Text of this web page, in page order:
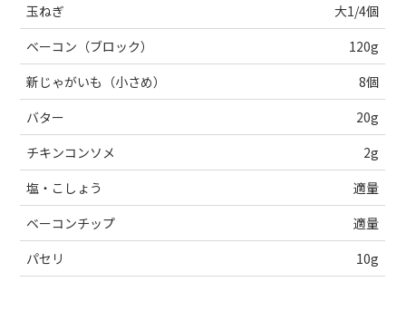
玉ねぎ
大1/4個
ベーコン（ブロック）
120g
新じゃがいも（小さめ）
8個
バター
20g
チキンコンソメ
2g
塩・こしょう
適量
ベーコンチップ
適量
パセリ
10g